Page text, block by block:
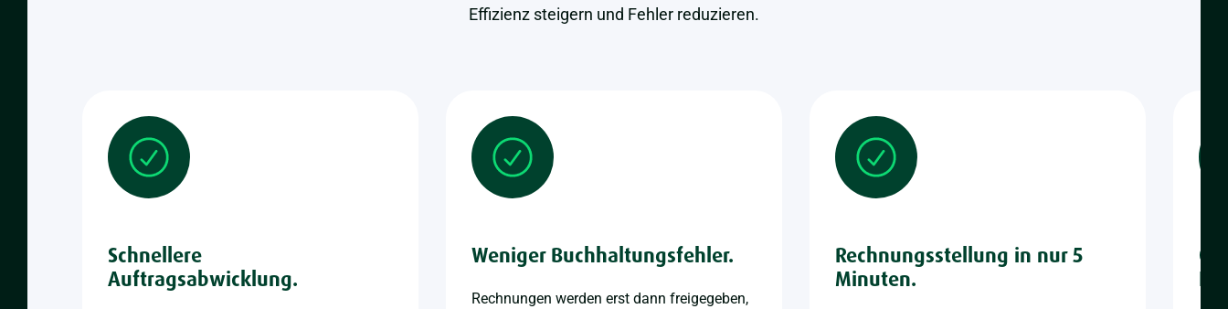
Effizienz steigern und Fehler reduzieren.
Schnellere
Auftragsabwicklung.
Weniger Buchhaltungsfehler.
Rechnungen werden erst dann freigegeben,
Rechnungsstellung in nur 5
Minuten.